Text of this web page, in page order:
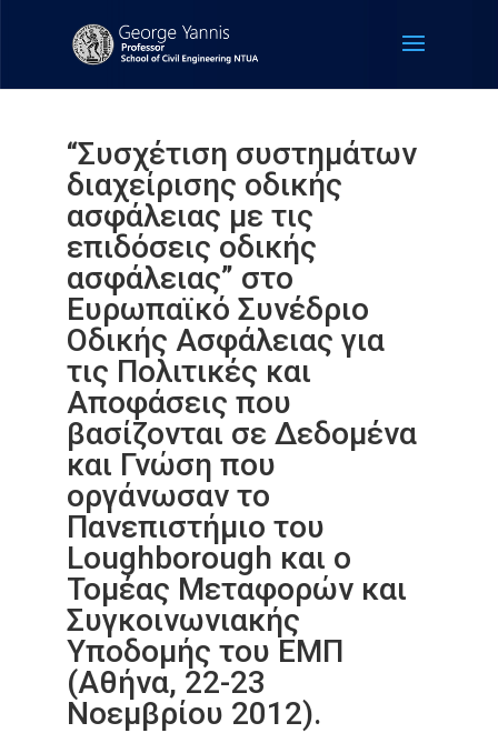
“Συσχέτιση συστημάτων
διαχείρισης οδικής
ασφάλειας με τις
επιδόσεις οδικής
ασφάλειας” στο
Ευρωπαϊκό Συνέδριο
Οδικής Ασφάλειας για
τις Πολιτικές και
Αποφάσεις που
βασίζονται σε Δεδομένα
και Γνώση που
οργάνωσαν το
Πανεπιστήμιο του
Loughborough και ο
Τομέας Μεταφορών και
Συγκοινωνιακής
Υποδομής του ΕΜΠ
(Αθήνα, 22-23
Νοεμβρίου 2012).